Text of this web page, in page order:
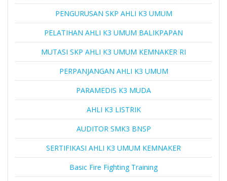
PENGURUSAN SKP AHLI K3 UMUM
PELATIHAN AHLI K3 UMUM BALIKPAPAN
MUTASI SKP AHLI K3 UMUM KEMNAKER RI
PERPANJANGAN AHLI K3 UMUM
PARAMEDIS K3 MUDA
AHLI K3 LISTRIK
AUDITOR SMK3 BNSP
SERTIFIKASI AHLI K3 UMUM KEMNAKER
Basic Fire Fighting Training